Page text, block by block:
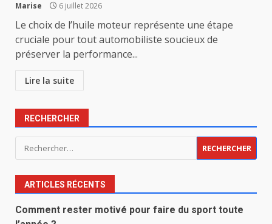
Marise 6 juillet 2026
Le choix de l’huile moteur représente une étape
cruciale pour tout automobiliste soucieux de
préserver la performance...
Lire la suite
RECHERCHER
Rechercher :
ARTICLES RÉCENTS
Comment rester motivé pour faire du sport toute